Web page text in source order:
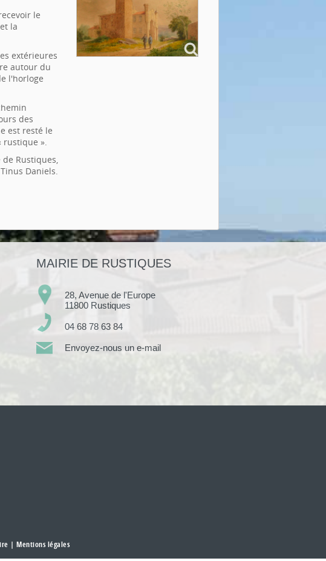
le
la
extérieures
autour du
l'horloge
des
est resté le
rustique ».
Rustiques,
Daniels.
MAIRIE DE RUSTIQUES
28, Avenue de l'Europe
11800 Rustiques
04 68 78 63 84
Envoyez-nous un e-mail
| Mentions légales